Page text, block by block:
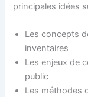
principales idées
Les concepts
inventaires
Les enjeux de
public
Les méthodes